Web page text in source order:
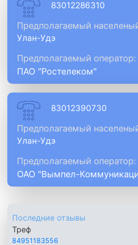
83012286310
Предполагаемый
Улан-Удэ
Предполагаемый оператор:
ПАО "Ростелеком"
83012390730
Предполагаемый
Улан-Удэ
Предполагаемый оператор:
ОАО "Вымпел-
Последние отзывы
Треф
84951183556